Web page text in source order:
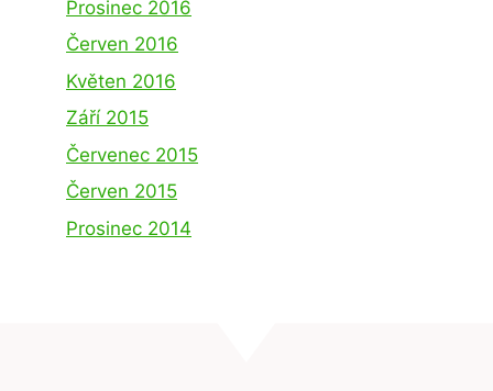
Prosinec 2016
Červen 2016
Květen 2016
Září 2015
Červenec 2015
Červen 2015
Prosinec 2014